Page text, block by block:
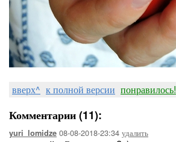
вверх^ к полной версии понравилось!
Комментарии (11):
yuri_lomidze 08-08-2018-23:34 удалить